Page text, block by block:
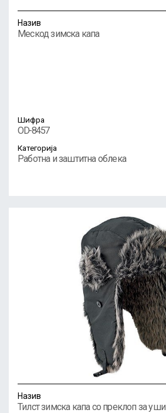
Назив
Мескод зимска капа
Шифра
OD-8457
Категорија
Работна и заштитна облека
Назив
Тилст зимска капа со преклоп за уши